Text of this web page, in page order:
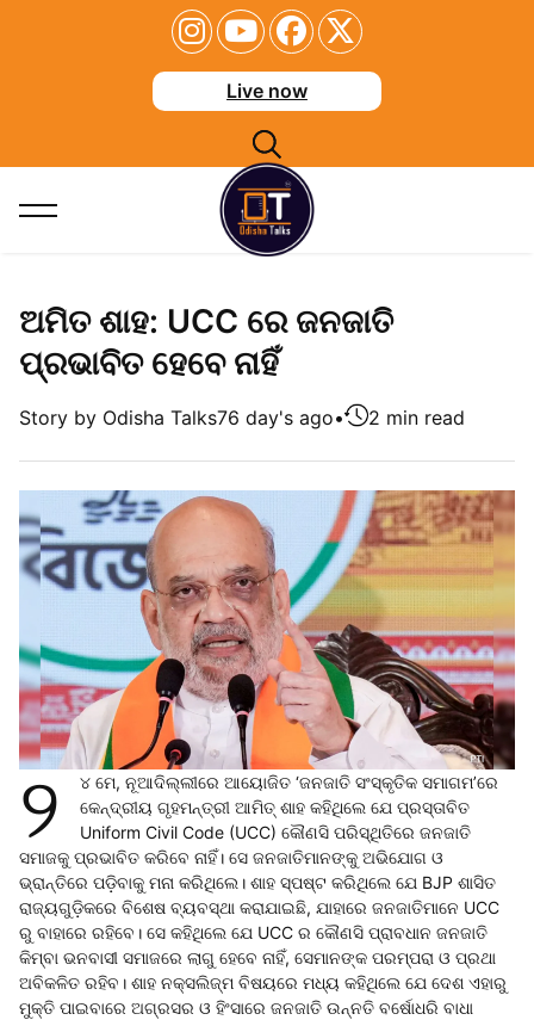
Live now
ଅମିତ ଶାହ: UCC ରେ ଜନଜାତି
ପ୍ରଭାବିତ ହେବେ ନାହିଁ
Story by Odisha Talks76 day's ago• 2 min read
୨
୪ ମେ, ନୂଆଦିଲ୍ଲୀରେ ଆୟୋଜିତ ‘ଜନଜାତି ସଂସ୍କୃତିକ ସମାଗମ’ରେ
କେନ୍ଦ୍ରୀୟ ଗୃହମନ୍ତ୍ରୀ ଆମିତ୍‌ ଶାହ କହିଥିଲେ ଯେ ପ୍ରସ୍ତାବିତ
Uniform Civil Code (UCC) କୌଣସି ପରିସ୍ଥିତିରେ ଜନଜାତି
ସମାଜକୁ ପ୍ରଭାବିତ କରିବେ ନାହିଁ। ସେ ଜନଜାତିମାନଙ୍କୁ ଅଭିଯୋଗ ଓ
ଭ୍ରାନ୍ତିରେ ପଡ଼ିବାକୁ ମନା କରିଥିଲେ। ଶାହ ସ୍ପଷ୍ଟ କରିଥିଲେ ଯେ BJP ଶାସିତ
ରାଜ୍ୟଗୁଡ଼ିକରେ ବିଶେଷ ବ୍ୟବସ୍ଥା କରାଯାଇଛି, ଯାହାରେ ଜନଜାତିମାନେ UCC
ରୁ ବାହାରେ ରହିବେ। ସେ କହିଥିଲେ ଯେ UCC ର କୌଣସି ପ୍ରାବଧାନ ଜନଜାତି
କିମ୍ବା ଭନବାସୀ ସମାଜରେ ଲାଗୁ ହେବେ ନାହିଁ, ସେମାନଙ୍କ ପରମ୍ପରା ଓ ପ୍ରଥା
ଅବିକଳିତ ରହିବ। ଶାହ ନକ୍ସଲିଜ୍ମ ବିଷୟରେ ମଧ୍ୟ କହିଥିଲେ ଯେ ଦେଶ ଏହାରୁ
ମୁକ୍ତି ପାଇବାରେ ଅଗ୍ରସର ଓ ହିଂସାରେ ଜନଜାତି ଉନ୍ନତି ବର୍ଷୋଧରି ବାଧା